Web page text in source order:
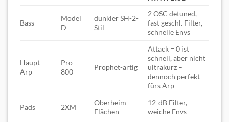
Bass
Model
D
dunkler SH-2-
Stil
2 OSC detuned,
fast geschl. Filter,
schnelle Envs
Haupt-
Arp
Pro-
800
Prophet-artig
Attack = 0 ist
schnell, aber nicht
ultrakurz –
dennoch perfekt
fürs Arp
Pads 2XM
Oberheim-
Flächen
12-dB Filter,
weiche Envs